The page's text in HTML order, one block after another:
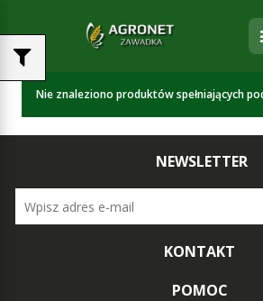
Nie znaleziono produktów spełniających
NEWSLETTER
KONTAKT
POMOC